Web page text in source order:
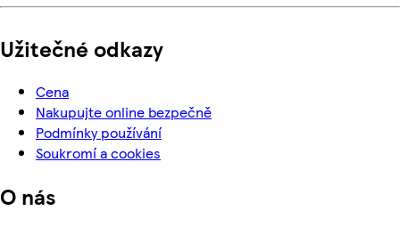
Užitečné odkazy
Cena
Nakupujte online bezpečně
Podmínky používání
Soukromí a cookies
O nás